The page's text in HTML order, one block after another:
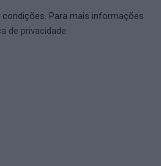
Para mais informações
de privacidade.